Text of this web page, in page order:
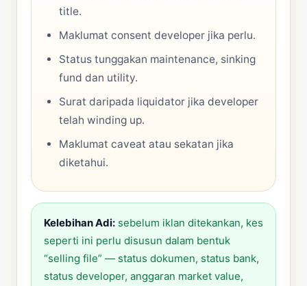
title.
Maklumat consent developer jika perlu.
Status tunggakan maintenance, sinking
fund dan utility.
Surat daripada liquidator jika developer
telah winding up.
Maklumat caveat atau sekatan jika
diketahui.
Kelebihan Adi: sebelum iklan ditekankan, kes
seperti ini perlu disusun dalam bentuk
“selling file” — status dokumen, status bank,
status developer, anggaran market value,